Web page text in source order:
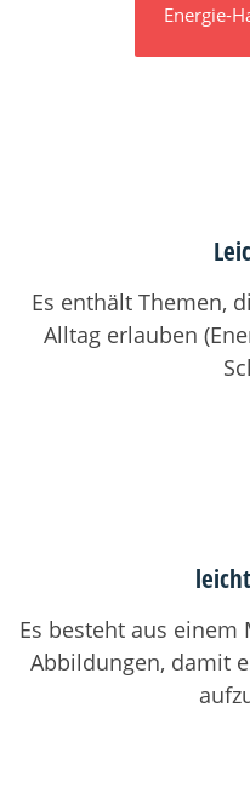
Energie-
Es enthält Themen,
Alltag erlauben
Es besteht aus einem
Abbildungen, damit